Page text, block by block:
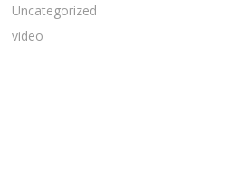
Uncategorized
video